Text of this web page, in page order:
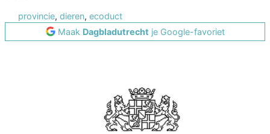
provincie, dieren, ecoduct
Maak Dagbladutrecht je Google-favoriet